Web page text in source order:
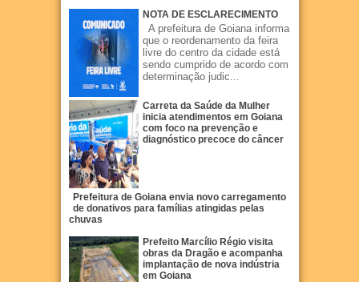
NOTA DE ESCLARECIMENTO
A prefeitura de Goiana informa
que o reordenamento da feira
livre do centro da cidade está
sendo cumprido de acordo com
determinação judic...
Carreta da Saúde da Mulher
inicia atendimentos em Goiana
com foco na prevenção e
diagnóstico precoce do câncer
Prefeitura de Goiana envia novo carregamento
de donativos para famílias atingidas pelas
chuvas
Prefeito Marcílio Régio visita
obras da Dragão e acompanha
implantação de nova indústria
em Goiana